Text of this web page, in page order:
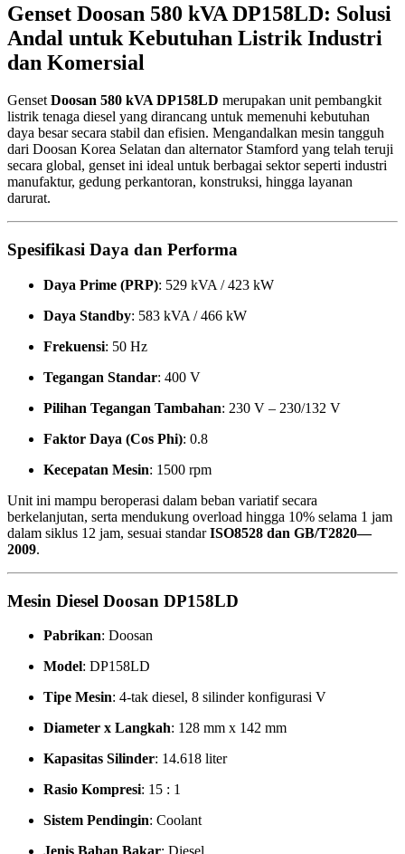
Genset Doosan 580 kVA DP158LD: Solusi
Andal untuk Kebutuhan Listrik Industri
dan Komersial
GensetDoosan 580 kVA DP158LD merupakan unit pembangkit
listrik tenaga diesel yang dirancang untuk memenuhi kebutuhan
daya besar secara stabil dan efisien. Mengandalkan mesin tangguh
dari Doosan Korea Selatan dan alternator Stamford yang telah teruji
secara global, genset ini ideal untuk berbagai sektor seperti industri
manufaktur, gedung perkantoran, konstruksi, hingga layanan
darurat.
Spesifikasi Daya dan Performa
Daya Prime (PRP): 529 kVA / 423 kW
Daya Standby: 583 kVA / 466 kW
Frekuensi: 50 Hz
Tegangan Standar: 400 V
Pilihan Tegangan Tambahan: 230 V – 230/132 V
Faktor Daya (Cos Phi): 0.8
Kecepatan Mesin: 1500 rpm
Unit ini mampu beroperasi dalam beban variatif secara
berkelanjutan, serta mendukung overload hingga 10% selama 1 jam
dalam siklus 12 jam, sesuai standarISO8528 dan GB/T2820—
2009.
Mesin Diesel Doosan DP158LD
Pabrikan: Doosan
Model: DP158LD
Tipe Mesin: 4-tak diesel, 8 silinder konfigurasi V
Diameter x Langkah: 128 mm x 142 mm
Kapasitas Silinder: 14.618 liter
Rasio Kompresi: 15 : 1
Sistem Pendingin: Coolant